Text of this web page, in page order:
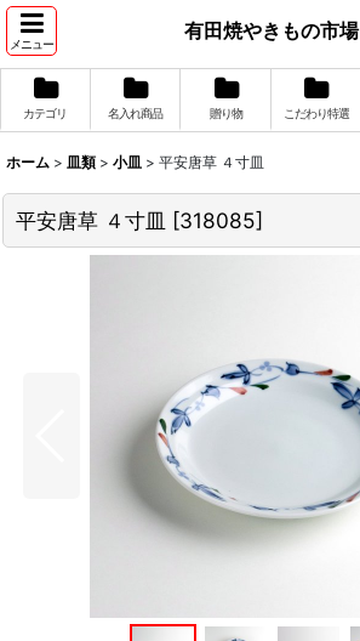
メニュー
有田焼やきもの市場
カテゴリ 名入れ商品 贈り物 こだわり特選
ホーム > 皿類 > 小皿 > 平安唐草 ４寸皿
平安唐草 ４寸皿 [318085]